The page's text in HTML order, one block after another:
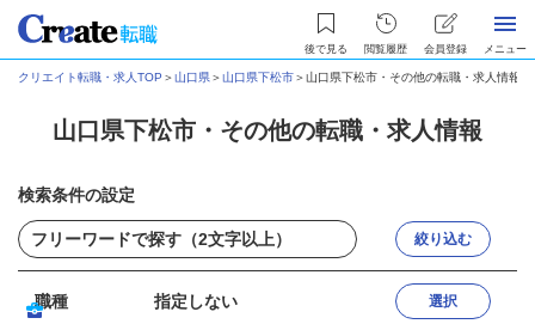
後で見る 閲覧履歴 会員登録 メニュー
クリエイト転職・求人TOP ＞山口県＞山口県下松市＞山口県下松市・その他の転職・求人情報
山口県下松市・その他の転職・求人情報
検索条件の設定
絞り込む
職種 指定しない 選択